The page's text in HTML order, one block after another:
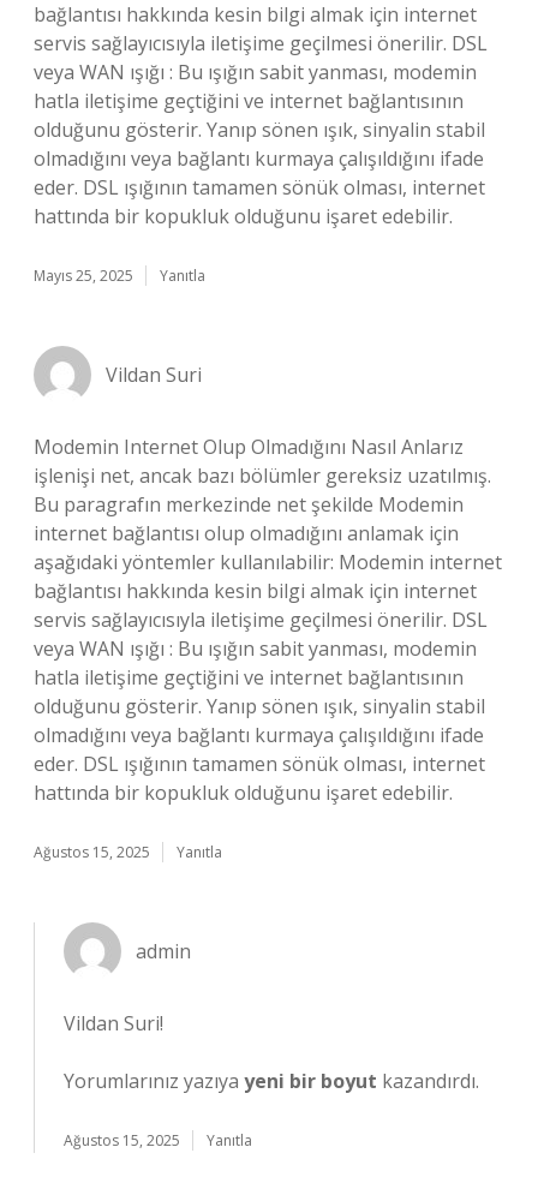
bağlantısı hakkında kesin bilgi almak için internet
servis sağlayıcısıyla iletişime geçilmesi önerilir. DSL
veya WAN ışığı : Bu ışığın sabit yanması, modemin
hatla iletişime geçtiğini ve internet bağlantısının
olduğunu gösterir. Yanıp sönen ışık, sinyalin stabil
olmadığını veya bağlantı kurmaya çalışıldığını ifade
eder. DSL ışığının tamamen sönük olması, internet
hattında bir kopukluk olduğunu işaret edebilir.
Mayıs 25, 2025 Yanıtla
Vildan Suri
Modemin Internet Olup Olmadığını Nasıl Anlarız
işlenişi net, ancak bazı bölümler gereksiz uzatılmış.
Bu paragrafın merkezinde net şekilde Modemin
internet bağlantısı olup olmadığını anlamak için
aşağıdaki yöntemler kullanılabilir: Modemin internet
bağlantısı hakkında kesin bilgi almak için internet
servis sağlayıcısıyla iletişime geçilmesi önerilir. DSL
veya WAN ışığı : Bu ışığın sabit yanması, modemin
hatla iletişime geçtiğini ve internet bağlantısının
olduğunu gösterir. Yanıp sönen ışık, sinyalin stabil
olmadığını veya bağlantı kurmaya çalışıldığını ifade
eder. DSL ışığının tamamen sönük olması, internet
hattında bir kopukluk olduğunu işaret edebilir.
Ağustos 15, 2025 Yanıtla
admin
Vildan Suri!
Yorumlarınız yazıya yeni bir boyut kazandırdı.
Ağustos 15, 2025 Yanıtla